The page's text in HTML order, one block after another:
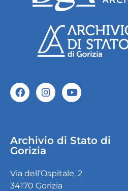
Archivio di Stato di
Gorizia
Via dell’Ospitale, 2
34170 Gorizia